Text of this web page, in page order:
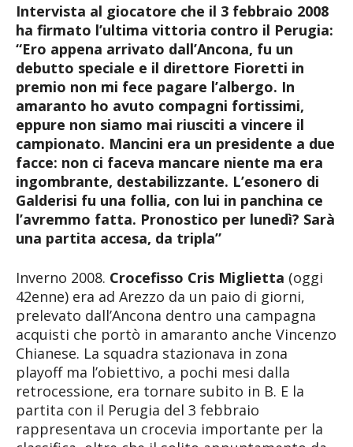
Intervista al giocatore che il 3 febbraio 2008
ha firmato l’ultima vittoria contro il Perugia:
“Ero appena arrivato dall’Ancona, fu un
debutto speciale e il direttore Fioretti in
premio non mi fece pagare l’albergo. In
amaranto ho avuto compagni fortissimi,
eppure non siamo mai riusciti a vincere il
campionato. Mancini era un presidente a due
facce: non ci faceva mancare niente ma era
ingombrante, destabilizzante. L’esonero di
Galderisi fu una follia, con lui in panchina ce
l’avremmo fatta. Pronostico per lunedì? Sarà
una partita accesa, da tripla”
Inverno 2008. Crocefisso Cris Miglietta (oggi
42enne) era ad Arezzo da un paio di giorni,
prelevato dall’Ancona dentro una campagna
acquisti che portò in amaranto anche Vincenzo
Chianese. La squadra stazionava in zona
playoff ma l’obiettivo, a pochi mesi dalla
retrocessione, era tornare subito in B. E la
partita con il Perugia del 3 febbraio
rappresentava un crocevia importante per la